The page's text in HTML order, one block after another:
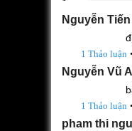
Nguyễn
1 Thảo luận •
Nguyễn Vũ
1 Thảo luận •
pham thi